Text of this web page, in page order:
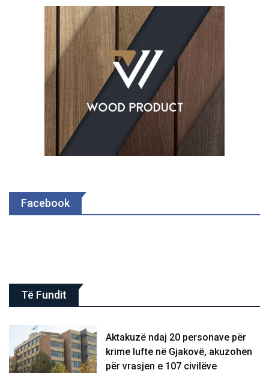
Facebook
Të Fundit
Aktakuzë ndaj 20 personave për
krime lufte në Gjakovë, akuzohen
për vrasjen e 107 civilëve